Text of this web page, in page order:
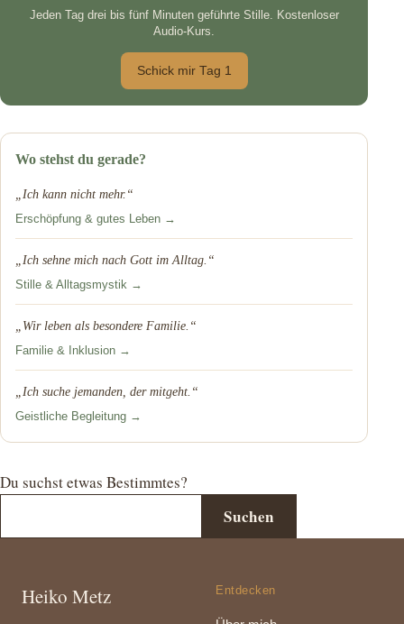
Jeden Tag drei bis fünf Minuten geführte Stille. Kostenloser
Audio-Kurs.
Schick mir Tag 1
Wo stehst du gerade?
„Ich kann nicht mehr.“
Erschöpfung & gutes Leben →
„Ich sehne mich nach Gott im Alltag.“
Stille & Alltagsmystik →
„Wir leben als besondere Familie.“
Familie & Inklusion →
„Ich suche jemanden, der mitgeht.“
Geistliche Begleitung →
Du suchst etwas Bestimmtes?
Suchen
Heiko Metz Entdecken